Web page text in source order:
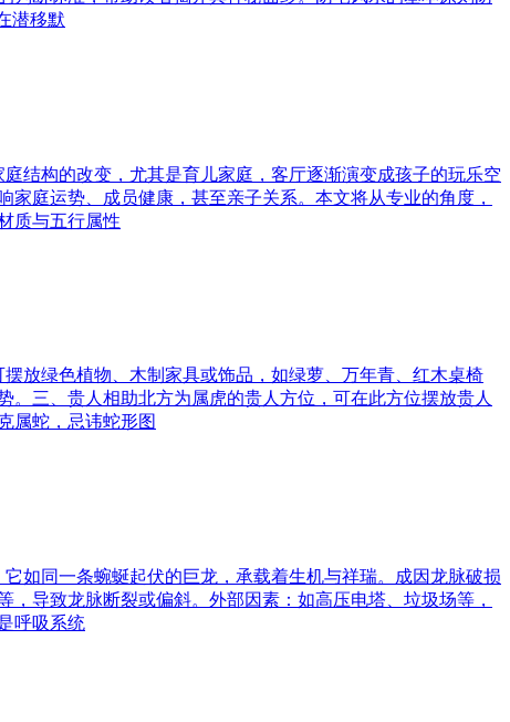
潜移默
结构的改变，尤其是育儿家庭，客厅逐渐演变成孩子的玩乐空
庭运势、成员健康，甚至亲子关系。本文将从专业的角度，
质与五行属性
放绿色植物、木制家具或饰品，如绿萝、万年青、红木桌椅
三、贵人相助北方为属虎的贵人方位，可在此方位摆放贵人
属蛇，忌讳蛇形图
如同一条蜿蜒起伏的巨龙，承载着生机与祥瑞。成因龙脉破损
导致龙脉断裂或偏斜。外部因素：如高压电塔、垃圾场等，
呼吸系统